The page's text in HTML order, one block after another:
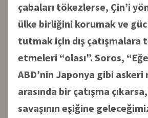
çabaları tökezlerse, Çin’i
ülke birliğini korumak ve
tutmak için dış çatışmalara
etmeleri “olası”. Soros,
ABD’nin Japonya gibi
arasında bir çatışma
savaşının eşiğine